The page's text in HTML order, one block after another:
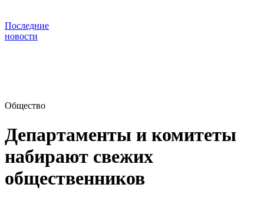
Последние
новости
Общество
Департаменты и комитеты
набирают свежих
общественников